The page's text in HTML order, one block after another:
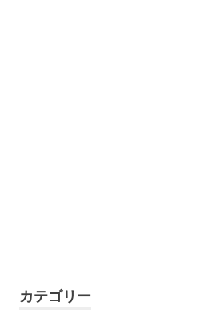
カテゴリー